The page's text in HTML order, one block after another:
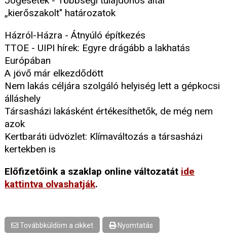
„kierőszakolt" határozatok
Házról-Házra - Átnyúló építkezés
TTOE - UIPI hírek: Egyre drágább a lakhatás
Európában
A jövő már elkezdődött
Nem lakás céljára szolgáló helyiség lett a gépkocsi
álláshely
Társasházi lakásként értékesíthetők, de még nem
azok
Kertbaráti üdvözlet: Klímaváltozás a társasházi
kertekben is
Előfizetőink a szaklap online változatát ide
kattintva olvashatják.
Továbbküldöm a cikket Nyomtatás